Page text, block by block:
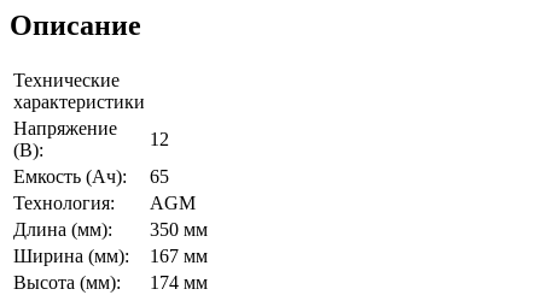
Описание
Технические
характеристики
Напряжение
(В):
12
Емкость (Ач):
65
Технология:
AGM
Длина (мм):
350 мм
Ширина (мм):
167 мм
Высота (мм):
174 мм